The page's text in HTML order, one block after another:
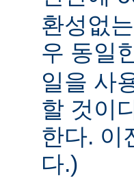
환성없
우 동일
일을 사
할 것이
한다. 이
다.)